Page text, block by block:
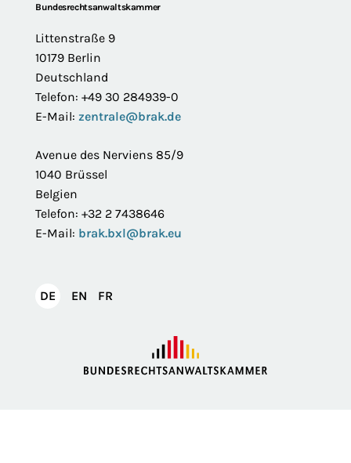
FooterBundesrechtsanwaltskammer
Littenstraße 9
10179 Berlin
Deutschland
Telefon: +49 30 284939-0
E-Mail: zentrale@brak.de
Avenue des Nerviens 85/9
1040 Brüssel
Belgien
Telefon: +32 2 7438646
E-Mail: brak.bxl@brak.eu
DEDeutsch
EN English
FR